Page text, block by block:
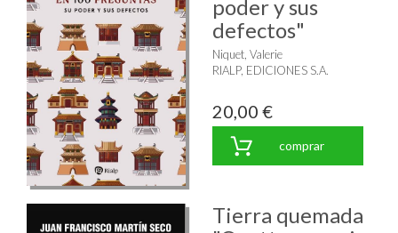
poder y sus
defectos"
Niquet, Valerie
RIALP, EDICIONES S.A.
20,00 €
comprar
Tierra quemada